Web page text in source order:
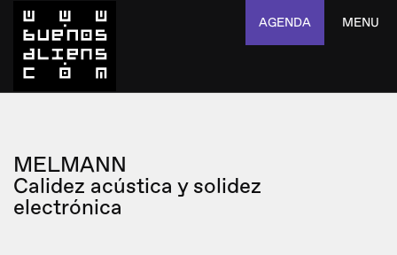
AGENDA MENU
MELMANN
Calidez acústica y solidez
electrónica